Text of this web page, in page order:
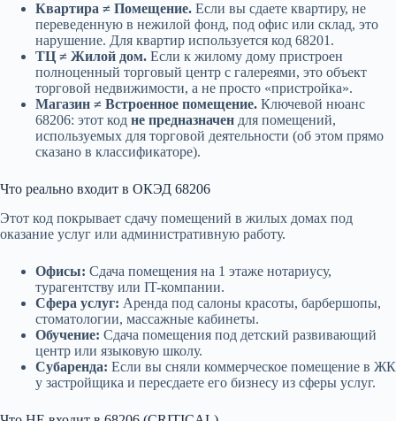
Квартира ≠ Помещение. Если вы сдаете квартиру, не
переведенную в нежилой фонд, под офис или склад, это
нарушение. Для квартир используется код 68201.
ТЦ ≠ Жилой дом. Если к жилому дому пристроен
полноценный торговый центр с галереями, это объект
торговой недвижимости, а не просто «пристройка».
Магазин ≠ Встроенное помещение. Ключевой нюанс
68206: этот код не предназначен для помещений,
используемых для торговой деятельности (об этом прямо
сказано в классификаторе).
Что реально входит в ОКЭД 68206
Этот код покрывает сдачу помещений в жилых домах под
оказание услуг или административную работу.
Офисы: Сдача помещения на 1 этаже нотариусу,
турагентству или IT-компании.
Сфера услуг: Аренда под салоны красоты, барбершопы,
стоматологии, массажные кабинеты.
Обучение: Сдача помещения под детский развивающий
центр или языковую школу.
Субаренда: Если вы сняли коммерческое помещение в ЖК
у застройщика и пересдаете его бизнесу из сферы услуг.